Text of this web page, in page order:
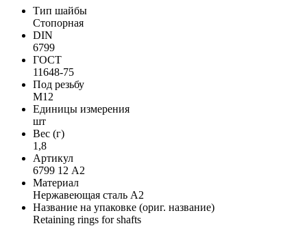
Тип шайбы
Стопорная
DIN
6799
ГОСТ
11648-75
Под резьбу
М12
Единицы измерения
шт
Вес (г)
1,8
Артикул
6799 12 А2
Материал
Нержавеющая сталь А2
Название на упаковке (ориг. название)
Retaining rings for shafts